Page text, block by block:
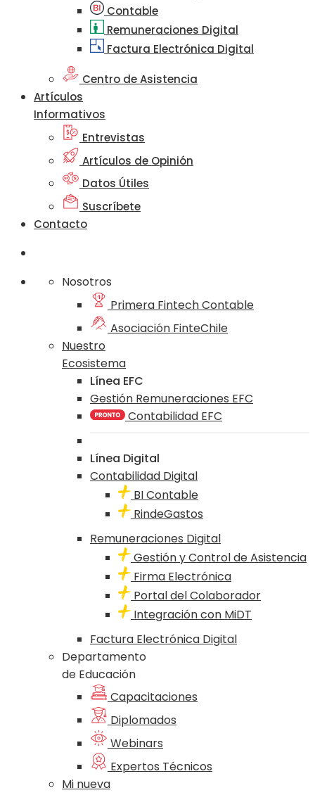
Contable
Remuneraciones Digital
Factura Electrónica Digital
Centro de Asistencia
Artículos
Informativos
Entrevistas
Artículos de Opinión
Datos Útiles
Suscríbete
Contacto
Nosotros
Primera Fintech Contable
Asociación FinteChile
Nuestro
Ecosistema
Línea EFC
Gestión Remuneraciones EFC
Contabilidad EFC
Línea Digital
Contabilidad Digital
BI Contable
RindeGastos
Remuneraciones Digital
Gestión y Control de Asistencia
Firma Electrónica
Portal del Colaborador
Integración con MiDT
Factura Electrónica Digital
Departamento
de Educación
Capacitaciones
Diplomados
Webinars
Expertos Técnicos
Mi nueva